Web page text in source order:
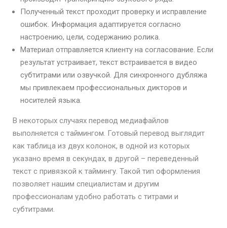
Полученный текст проходит проверку и исправление
ошибок. Информация адаптируется согласно
настроению, цели, содержанию ролика.
Материал отправляется клиенту на согласование. Если
результат устраивает, текст встраивается в видео
субтитрами или озвучкой. Для синхронного дубляжа
мы привлекаем профессиональных дикторов и
носителей языка.
В некоторых случаях перевод медиафайлов
выполняется с таймингом. Готовый перевод выглядит
как таблица из двух колонок, в одной из которых
указано время в секундах, в другой – переведенный
текст с привязкой к таймингу. Такой тип оформления
позволяет нашим специалистам и другим
профессионалам удобно работать с титрами и
субтитрами.